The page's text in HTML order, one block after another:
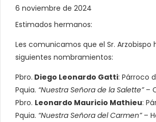
6 noviembre de 2024
Estimados hermanos:
Les comunicamos que el Sr. Arzobispo
siguientes nombramientos:
Pbro. Diego Leonardo Gatti: Párroco
Pquia. “Nuestra Señora de la Salette”–
Pbro. Leonardo Mauricio Mathieu:
Pquia. “Nuestra Señora del Carmen”–